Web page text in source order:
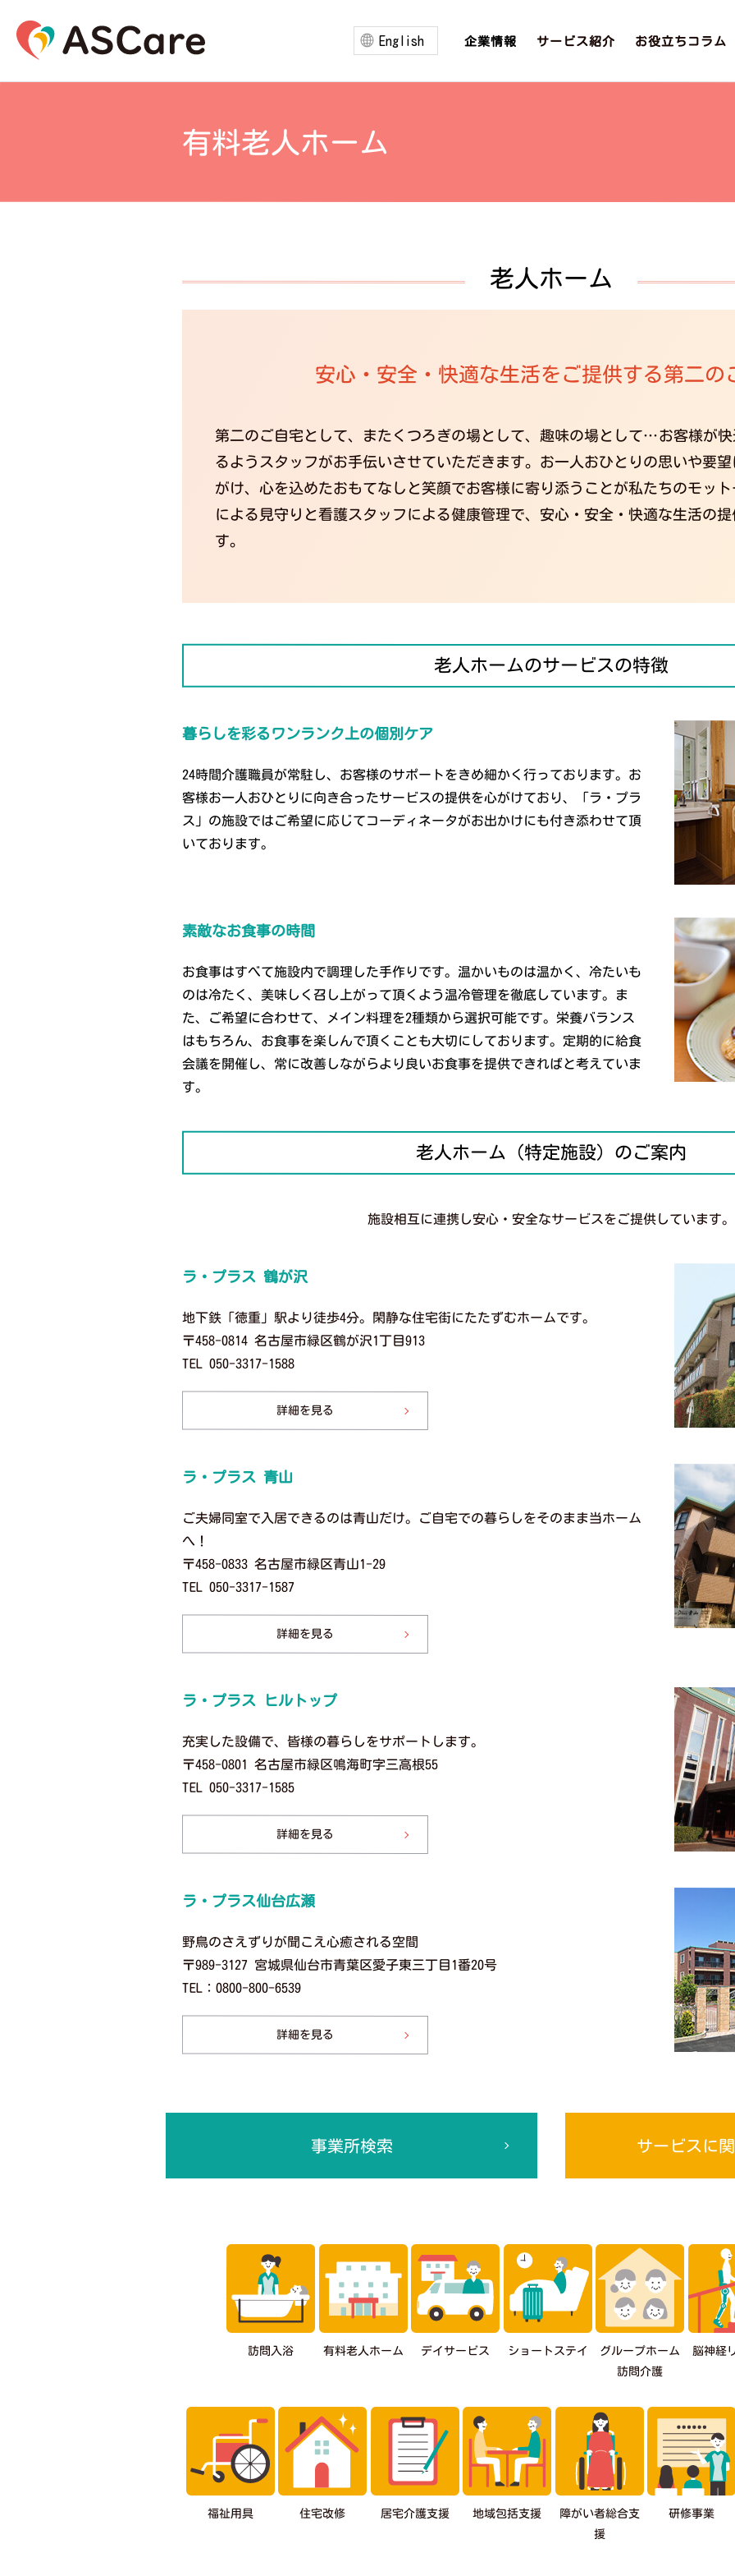
English 企業情報 サービス紹介 お役立ちコラム
有料老人ホーム
老人ホーム
安心・安全・快適な生活をご提供する第二の
第二のご自宅として、またくつろぎの場として、趣味の場として…お客様が
るようスタッフがお手伝いさせていただきます。お一人おひとりの思いや要
がけ、心を込めたおもてなしと笑顔でお客様に寄り添うことが私たちのモッ
による見守りと看護スタッフによる健康管理で、安心・安全・快適な生活の
す。
老人ホームのサービスの特徴
暮らしを彩るワンランク上の個別ケア
24時間介護職員が常駐し、お客様のサポートをきめ細かく行っております。お
客様お一人おひとりに向き合ったサービスの提供を心がけており、「ラ・プラ
ス」の施設ではご希望に応じてコーディネータがお出かけにも付き添わせて頂
いております。
素敵なお食事の時間
お食事はすべて施設内で調理した手作りです。温かいものは温かく、冷たいも
のは冷たく、美味しく召し上がって頂くよう温冷管理を徹底しています。ま
た、ご希望に合わせて、メイン料理を2種類から選択可能です。栄養バランス
はもちろん、お食事を楽しんで頂くことも大切にしております。定期的に給食
会議を開催し、常に改善しながらより良いお食事を提供できればと考えていま
す。
老人ホーム（特定施設）のご案内
施設相互に連携し安心・安全なサービスをご提供しています。
ラ・プラス 鶴が沢
地下鉄「徳重」駅より徒歩4分。閑静な住宅街にたたずむホームです。
〒458-0814 名古屋市緑区鶴が沢1丁目913
TEL 050-3317-1588
詳細を見る
ラ・プラス 青山
ご夫婦同室で入居できるのは青山だけ。ご自宅での暮らしをそのまま当ホーム
へ！
〒458-0833 名古屋市緑区青山1-29
TEL 050-3317-1587
詳細を見る
ラ・プラス ヒルトップ
充実した設備で、皆様の暮らしをサポートします。
〒458-0801 名古屋市緑区鳴海町字三高根55
TEL 050-3317-1585
詳細を見る
ラ・プラス仙台広瀬
野鳥のさえずりが聞こえ心癒される空間
〒989-3127 宮城県仙台市青葉区愛子東三丁目1番20号
TEL：0800-800-6539
詳細を見る
事業所検索 サービスに
訪問入浴 有料老人ホーム デイサービス ショートステイ グループホーム
訪問介護
脳神経
福祉用具 住宅改修 居宅介護支援 地域包括支援 障がい者総合支
援
研修事業